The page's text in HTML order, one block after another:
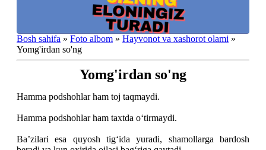
Bosh sahifa » Foto albom » Hayvonot va xashorot olami »
Yomg'irdan so'ng
Yomg'irdan so'ng
Hamma podshohlar ham toj taqmaydi.
Hamma podshohlar ham taxtda o‘tirmaydi.
Ba’zilari esa quyosh tig‘ida yuradi, shamollarga bardosh